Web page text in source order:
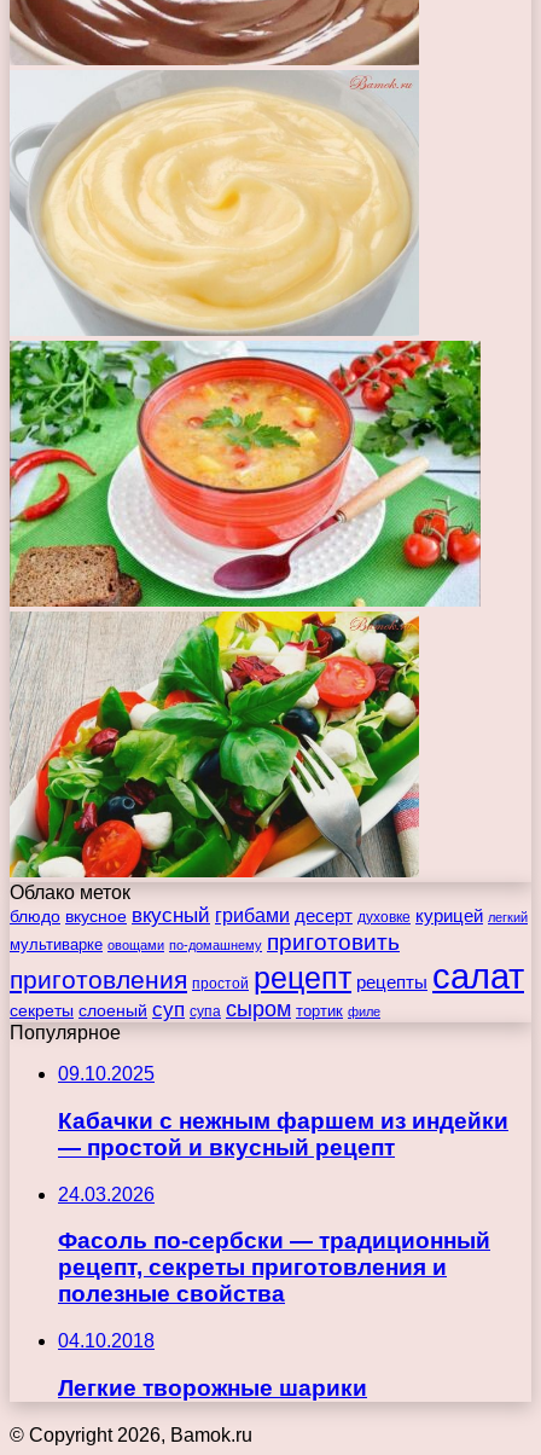
Облако меток
блюдо вкусное вкусный грибами десерт духовке курицей легкий
мультиварке овощами по-домашнему приготовить
приготовления простой рецепт рецепты салат
секреты слоеный суп супа сыром тортик филе
Популярное
09.10.2025
Кабачки с нежным фаршем из индейки
— простой и вкусный рецепт
24.03.2026
Фасоль по-сербски — традиционный
рецепт, секреты приготовления и
полезные свойства
04.10.2018
Легкие творожные шарики
© Copyright 2026, Bamok.ru